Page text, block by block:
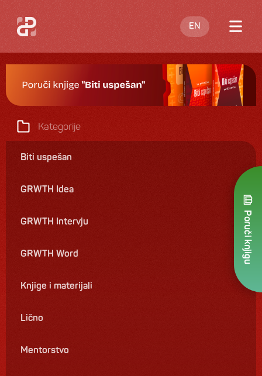
EN
O meni
Blog
Knjige
Kontakt
Poruči knjigu
Kategorije
Biti uspešan
GRWTH Idea
GRWTH Intervju
GRWTH Word
Knjige i materijali
Lično
Mentorstvo